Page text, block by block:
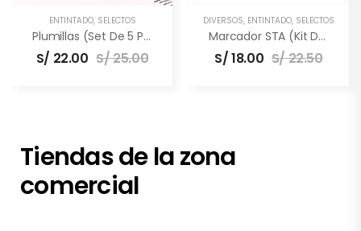
ENTINTADO, SELECTOS
Plumillas (Set De 5 Puntas)
S/ 22.00 S/25.00
DIVERSOS, ENTINTADO, SELECTOS
Marcador STA (Kit De 3 Unidades)
S/18.00 S/22.50
Tiendas de la zona
comercial